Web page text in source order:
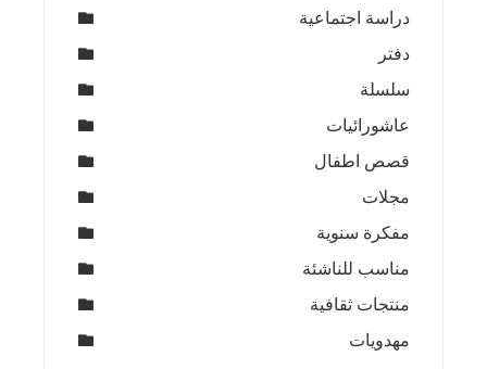
دراسة اجتماعية
دفتر
سلسلة
عاشورائيات
قصص اطفال
مجلات
مفكرة سنوية
مناسب للناشئة
منتجات ثقافية
مهدويات